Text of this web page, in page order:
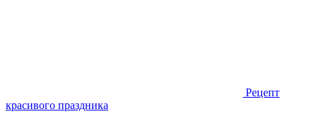
Рецепт
красивого праздника